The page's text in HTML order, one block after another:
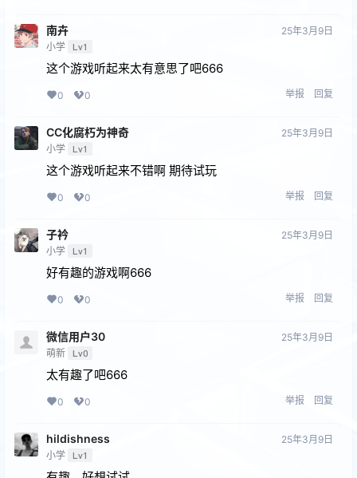
南卉
小学 Lv1
25年3月9日
这个游戏听起来太有意思了吧666
0 0 举报 回复
CC化腐朽为神奇
小学 Lv1
25年3月9日
这个游戏听起来不错啊 期待试玩
0 0 举报 回复
子衿
小学 Lv1
25年3月9日
好有趣的游戏啊666
0 0 举报 回复
微信用户30
萌新 Lv0
25年3月9日
太有趣了吧666
0 0 举报 回复
hildishness
小学 Lv1
25年3月9日